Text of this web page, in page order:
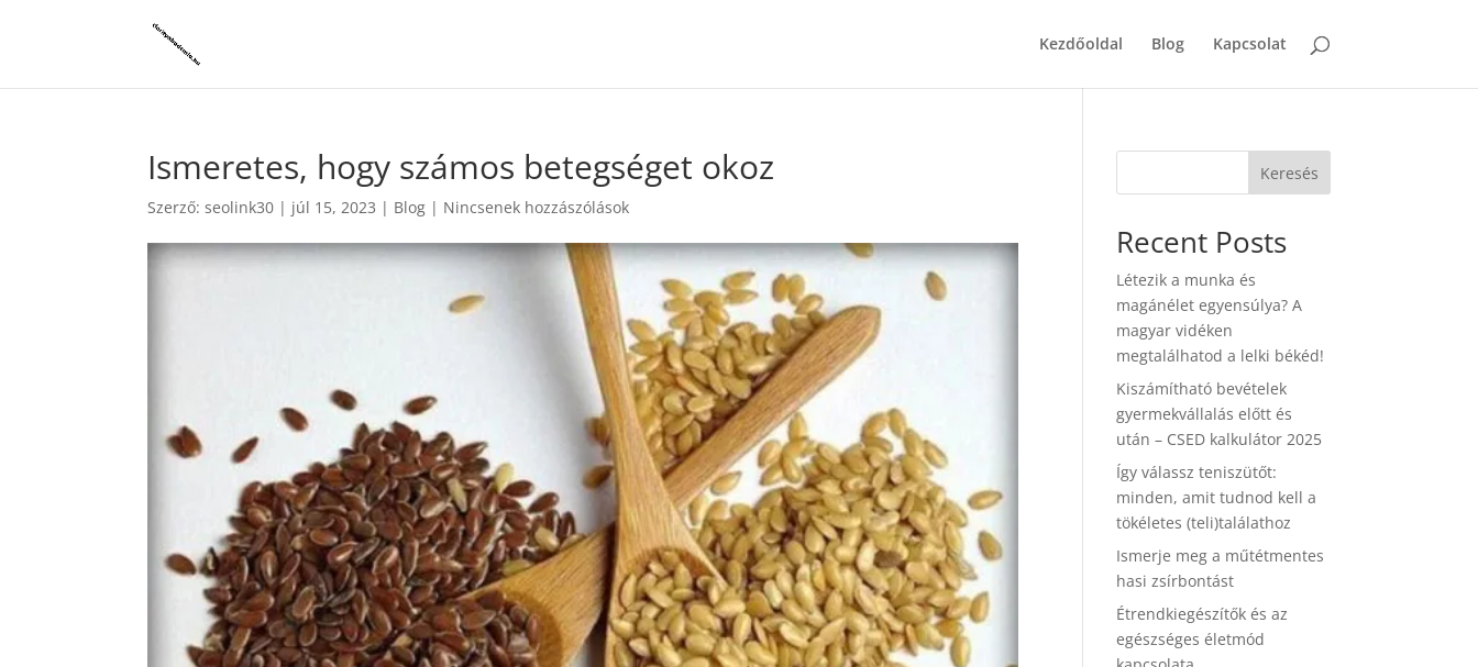
Kezdőoldal Blog Kapcsolat
Ismeretes, hogy számos betegséget okoz
Szerző:seolink30 | júl 15, 2023 | Blog | Nincsenek hozzászólások
Keresés
Recent Posts
Létezik a munka és
magánélet egyensúlya? A
magyar vidéken
megtalálhatod a lelki békéd!
Kiszámítható bevételek
gyermekvállalás előtt és
után – CSED kalkulátor 2025
Így válassz teniszütőt:
minden, amit tudnod kell a
tökéletes (teli)találathoz
Ismerje meg a műtétmentes
hasi zsírbontást
Étrendkiegészítők és az
egészséges életmód